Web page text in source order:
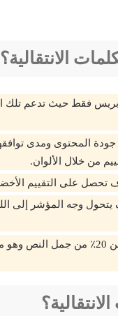
فقط حيث تدعم تلك
جودة المحتوى ومدى
من خلال الألوان.
تتراوح في المدونة بين 20٪ و 30٪ فسوف يتحول وجه المؤشر
بينما يصبح وجه المؤشر أحمر إذا كنت تستخدم كلمات انتقالية بنسبة أقل من 20٪ من جمل النص